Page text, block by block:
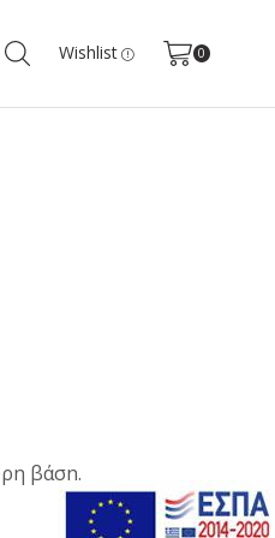
Wishlist 0
βάση.